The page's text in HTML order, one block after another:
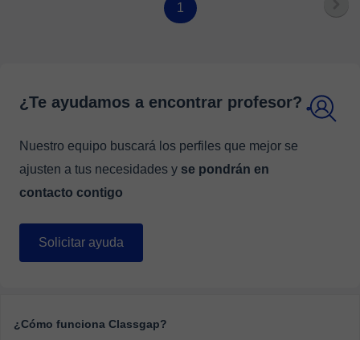
1
¿Te ayudamos a encontrar profesor?
Nuestro equipo buscará los perfiles que mejor se
ajusten a tus necesidades y se pondrán en
contacto contigo
Solicitar ayuda
¿Cómo funciona Classgap?